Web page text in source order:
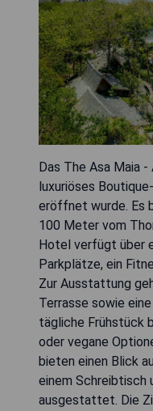
Das The Asa Maia
luxuriöses
eröffnet wurde. Es
100 Meter vom
Hotel verfügt über
Parkplätze, ein
Zur Ausstattung
Terrasse sowie
tägliche Frühstück
oder vegane
bieten einen Blick
einem Schreibtisch
ausgestattet. Die